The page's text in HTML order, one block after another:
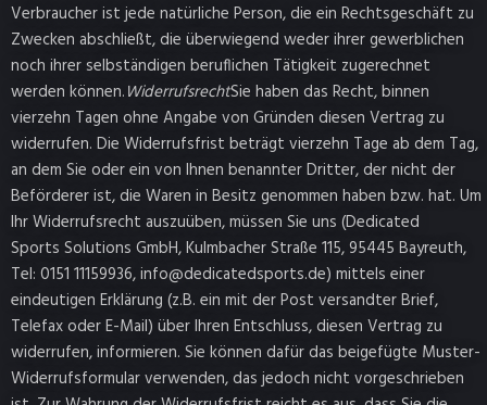
Verbraucher ist jede natürliche Person, die ein Rechtsgeschäft zu
Zwecken abschließt, die überwiegend weder ihrer gewerblichen
noch ihrer selbständigen beruflichen Tätigkeit zugerechnet
werden können.WiderrufsrechtSie haben das Recht, binnen
vierzehn Tagen ohne Angabe von Gründen diesen Vertrag zu
widerrufen. Die Widerrufsfrist beträgt vierzehn Tage ab dem Tag,
an dem Sie oder ein von Ihnen benannter Dritter, der nicht der
Beförderer ist, die Waren in Besitz genommen haben bzw. hat. Um
Ihr Widerrufsrecht auszuüben, müssen Sie uns (Dedicated
Sports Solutions GmbH, Kulmbacher Straße 115, 95445 Bayreuth,
Tel: 0151 11159936, info@dedicatedsports.de) mittels einer
eindeutigen Erklärung (z.B. ein mit der Post versandter Brief,
Telefax oder E-Mail) über Ihren Entschluss, diesen Vertrag zu
widerrufen, informieren. Sie können dafür das beigefügte Muster-
Widerrufsformular verwenden, das jedoch nicht vorgeschrieben